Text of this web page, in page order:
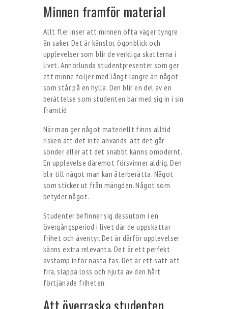
Minnen framför material
Allt fler inser att minnen ofta väger tyngre
än saker. Det är känslor, ögonblick och
upplevelser som blir de verkliga skatterna i
livet. Annorlunda studentpresenter som ger
ett minne följer med långt längre än något
som står på en hylla. Den blir en del av en
berättelse som studenten bär med sig in i sin
framtid.
När man ger något materiellt finns alltid
risken att det inte används, att det går
sönder eller att det snabbt känns omodernt.
En upplevelse däremot försvinner aldrig. Den
blir till något man kan återberätta. Något
som sticker ut från mängden. Något som
betyder något.
Studenter befinner sig dessutom i en
övergångsperiod i livet där de uppskattar
frihet och äventyr. Det är därför upplevelser
känns extra relevanta. Det är ett perfekt
avstamp inför nästa fas. Det är ett sätt att
fira, släppa loss och njuta av den hårt
förtjänade friheten.